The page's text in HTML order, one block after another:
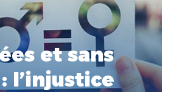
et sans
l’injustice